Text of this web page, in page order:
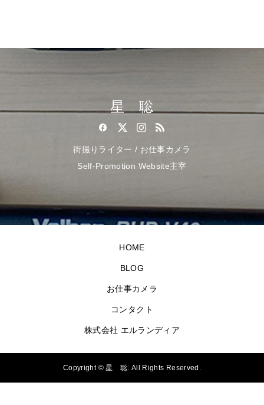
星 聡
街撮りライター / お仕事カメラ
Self-Promotion Website主宰
HOME
BLOG
お仕事カメラ
コンタクト
株式会社 エルランディア
Copyright ©星 聡. All Rights Reserved.